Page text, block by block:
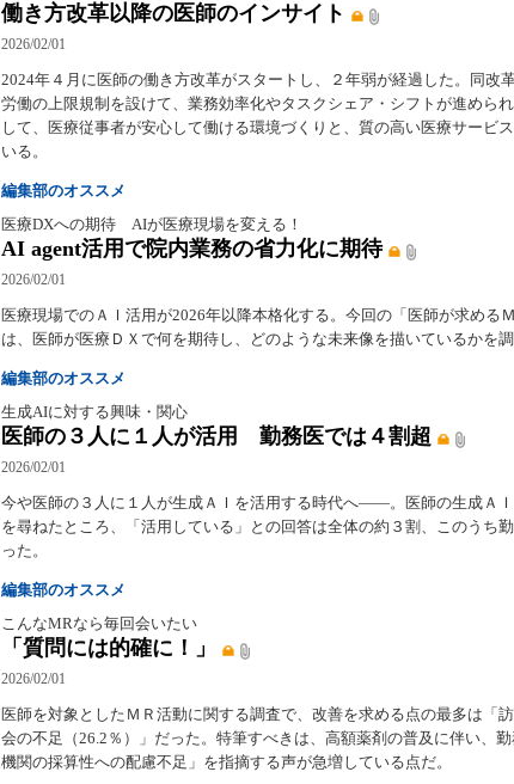
働き方改革以降の医師のインサイト
2026/02/01
2024年４月に医師の働き方改革がスタートし、２年弱が経過した。同改
労働の上限規制を設けて、業務効率化やタスクシェア・シフトが進めら
して、医療従事者が安心して働ける環境づくりと、質の高い医療サービ
いる。
編集部のオススメ
医療DXへの期待 AIが医療現場を変える！
AI agent活用で院内業務の省力化に期待
2026/02/01
医療現場でのＡＩ活用が2026年以降本格化する。今回の「医師が求める
は、医師が医療ＤＸで何を期待し、どのような未来像を描いているかを調
編集部のオススメ
生成AIに対する興味・関心
医師の３人に１人が活用 勤務医では４割超
2026/02/01
今や医師の３人に１人が生成ＡＩを活用する時代へ――。医師の生成Ａ
を尋ねたところ、「活用している」との回答は全体の約３割、このうち
った。
編集部のオススメ
こんなMRなら毎回会いたい
「質問には的確に！」
2026/02/01
医師を対象としたＭＲ活動に関する調査で、改善を求める点の最多は「
会の不足（26.2％）」だった。特筆すべきは、高額薬剤の普及に伴い、
機関の採算性への配慮不足」を指摘する声が急増している点だ。